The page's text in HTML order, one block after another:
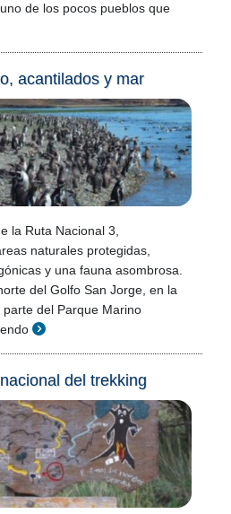
de los pocos pueblos que
acantilados y mar
la Ruta Nacional 3,
naturales protegidas,
y una fauna asombrosa.
del Golfo San Jorge, en la
del Parque Marino
del trekking